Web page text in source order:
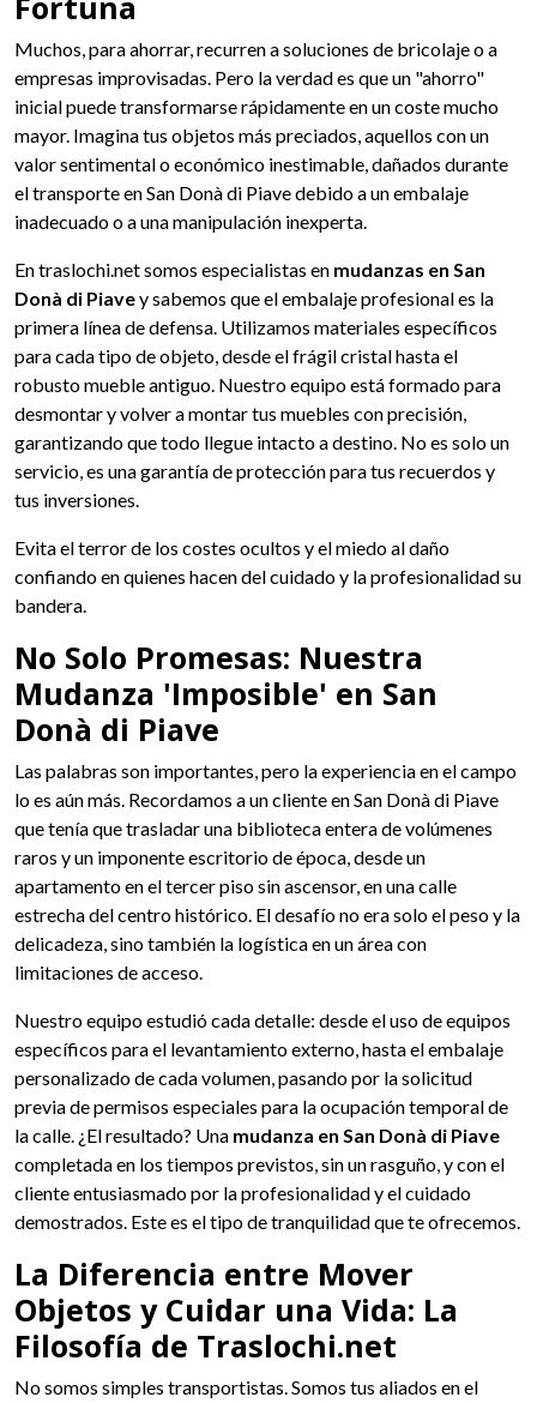
Muchos, para ahorrar, recurren a soluciones de bricolaje o a
empresas improvisadas. Pero la verdad es que un "ahorro"
inicial puede transformarse rápidamente en un coste mucho
mayor. Imagina tus objetos más preciados, aquellos con un
valor sentimental o económico inestimable, dañados durante
el transporte en San Donà di Piave debido a un embalaje
inadecuado o a una manipulación inexperta.
En traslochi.net somos especialistas en mudanzas en San
Donà di Piavey sabemos que el embalaje profesional es la
primera línea de defensa. Utilizamos materiales específicos
para cada tipo de objeto, desde el frágil cristal hasta el
robusto mueble antiguo. Nuestro equipo está formado para
desmontar y volver a montar tus muebles con precisión,
garantizando que todo llegue intacto a destino. No es solo un
servicio, es una garantía de protección para tus recuerdos y
tus inversiones.
Evita el terror de los costes ocultos y el miedo al daño
confiando en quienes hacen del cuidado y la profesionalidad su
bandera.
No Solo Promesas: Nuestra
Mudanza 'Imposible' en San
Donà di Piave
Las palabras son importantes, pero la experiencia en el campo
lo es aún más. Recordamos a un cliente en San Donà di Piave
que tenía que trasladar una biblioteca entera de volúmenes
raros y un imponente escritorio de época, desde un
apartamento en el tercer piso sin ascensor, en una calle
estrecha del centro histórico. El desafío no era solo el peso y la
delicadeza, sino también la logística en un área con
limitaciones de acceso.
Nuestro equipo estudió cada detalle: desde el uso de equipos
específicos para el levantamiento externo, hasta el embalaje
personalizado de cada volumen, pasando por la solicitud
previa de permisos especiales para la ocupación temporal de
la calle. ¿El resultado? Una mudanza en San Donà di Piave
completada en los tiempos previstos, sin un rasguño, y con el
cliente entusiasmado por la profesionalidad y el cuidado
demostrados. Este es el tipo de tranquilidad que te ofrecemos.
La Diferencia entre Mover
Objetos y Cuidar una Vida: La
Filosofía de Traslochi.net
No somos simples transportistas. Somos tus aliados en el